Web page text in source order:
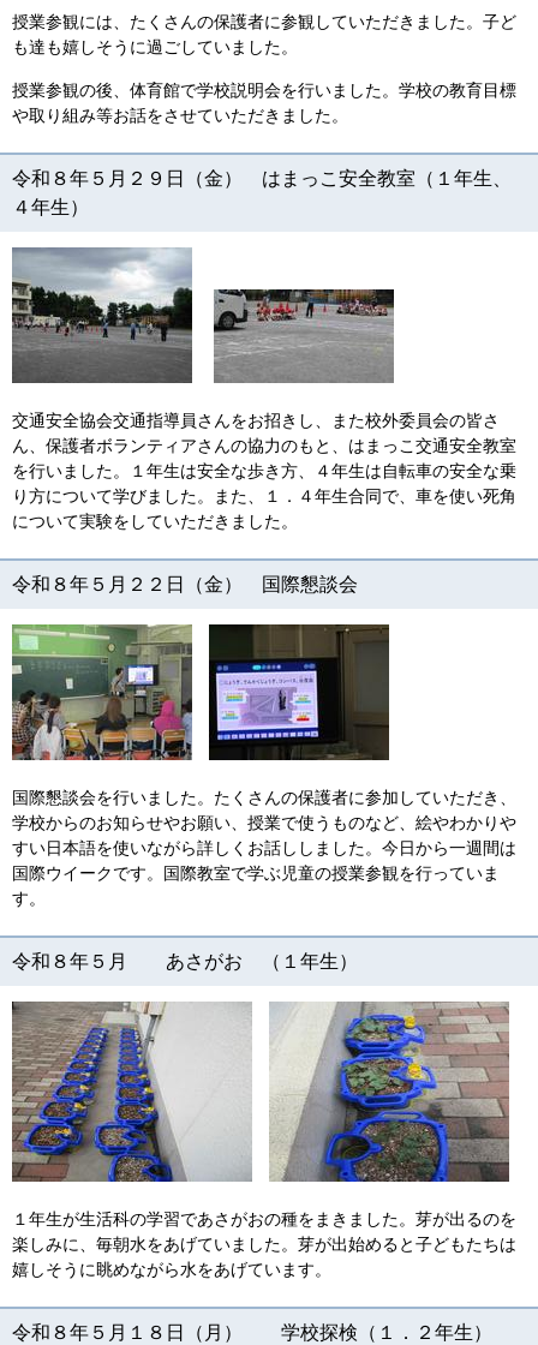
授業参観には、たくさんの保護者に参観していただきました。子ど
も達も嬉しそうに過ごしていました。
授業参観の後、体育館で学校説明会を行いました。学校の教育目標
や取り組み等お話をさせていただきました。
令和８年５月２９日（金） はまっこ安全教室（１年生、
４年生）
交通安全協会交通指導員さんをお招きし、また校外委員会の皆さ
ん、保護者ボランティアさんの協力のもと、はまっこ交通安全教室
を行いました。１年生は安全な歩き方、４年生は自転車の安全な乗
り方について学びました。また、１．４年生合同で、車を使い死角
について実験をしていただきました。
令和８年５月２２日（金） 国際懇談会
国際懇談会を行いました。たくさんの保護者に参加していただき、
学校からのお知らせやお願い、授業で使うものなど、絵やわかりや
すい日本語を使いながら詳しくお話ししました。今日から一週間は
国際ウイークです。国際教室で学ぶ児童の授業参観を行っていま
す。
令和８年５月 あさがお （１年生）
１年生が生活科の学習であさがおの種をまきました。芽が出るのを
楽しみに、毎朝水をあげていました。芽が出始めると子どもたちは
嬉しそうに眺めながら水をあげています。
令和８年５月１８日（月） 学校探検（１．２年生）